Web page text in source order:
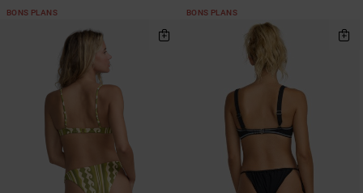
BONS PLANS BONS PLANS